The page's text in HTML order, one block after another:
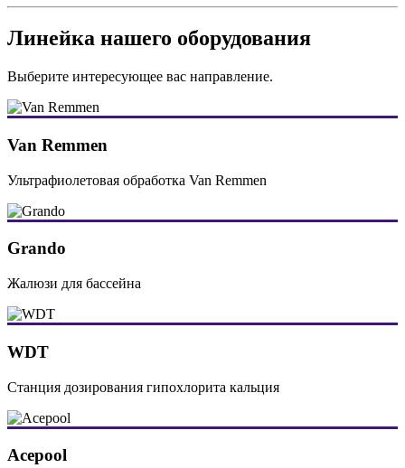
Линейка нашего оборудования
Выберите интересующее вас направление.
Van Remmen
Ультрафиолетовая обработка Van Remmen
Grando
Жалюзи для бассейна
WDT
Станция дозирования гипохлорита кальция
Acepool